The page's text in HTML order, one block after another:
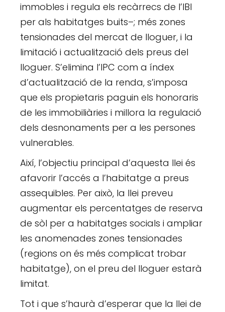
immobles i regula els recàrrecs de l’IBI
per als habitatges buits–; més zones
tensionades del mercat de lloguer, i la
limitació i actualització dels preus del
lloguer. S’elimina l’IPC com a índex
d’actualització de la renda, s’imposa
que els propietaris paguin els honoraris
de les immobiliàries i millora la regulació
dels desnonaments per a les persones
vulnerables.
Així, l’objectiu principal d’aquesta llei és
afavorir l’accés a l’habitatge a preus
assequibles. Per això, la llei preveu
augmentar els percentatges de reserva
de sòl per a habitatges socials i ampliar
les anomenades zones tensionades
(regions on és més complicat trobar
habitatge), on el preu del lloguer estarà
limitat.
Tot i que s’haurà d’esperar que la llei de